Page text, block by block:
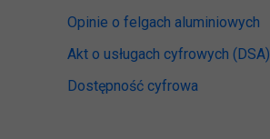
Opinie o felgach aluminiowych
Akt o usługach cyfrowych (DSA)
Dostępność cyfrowa